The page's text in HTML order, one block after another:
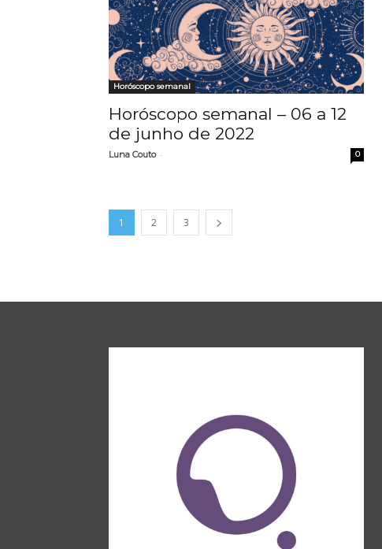
Horóscopo semanal
Horóscopo semanal – 06 a 12
de junho de 2022
Luna Couto - 0
1 2 3